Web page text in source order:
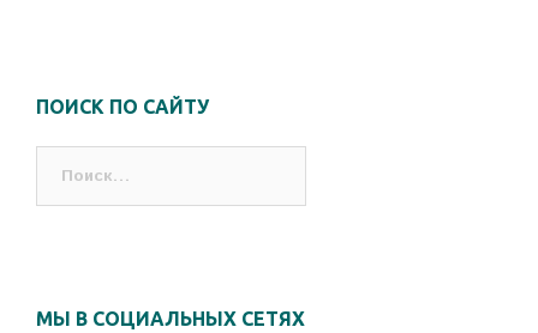
ПОИСК ПО САЙТУ
МЫ В СОЦИАЛЬНЫХ СЕТЯХ